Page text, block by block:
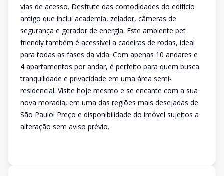
vias de acesso. Desfrute das comodidades do edifício
antigo que inclui academia, zelador, câmeras de
segurança e gerador de energia. Este ambiente pet
friendly também é acessível a cadeiras de rodas, ideal
para todas as fases da vida. Com apenas 10 andares e
4 apartamentos por andar, é perfeito para quem busca
tranquilidade e privacidade em uma área semi-
residencial. Visite hoje mesmo e se encante com a sua
nova moradia, em uma das regiões mais desejadas de
São Paulo! Preço e disponibilidade do imóvel sujeitos a
alteração sem aviso prévio.